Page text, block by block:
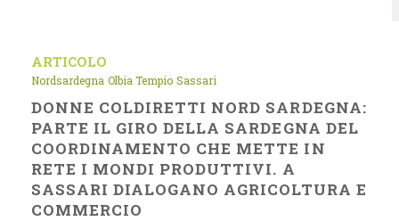
ARTICOLO
Nordsardegna Olbia Tempio Sassari
DONNE COLDIRETTI NORD SARDEGNA:
PARTE IL GIRO DELLA SARDEGNA DEL
COORDINAMENTO CHE METTE IN
RETE I MONDI PRODUTTIVI. A
SASSARI DIALOGANO AGRICOLTURA E
COMMERCIO